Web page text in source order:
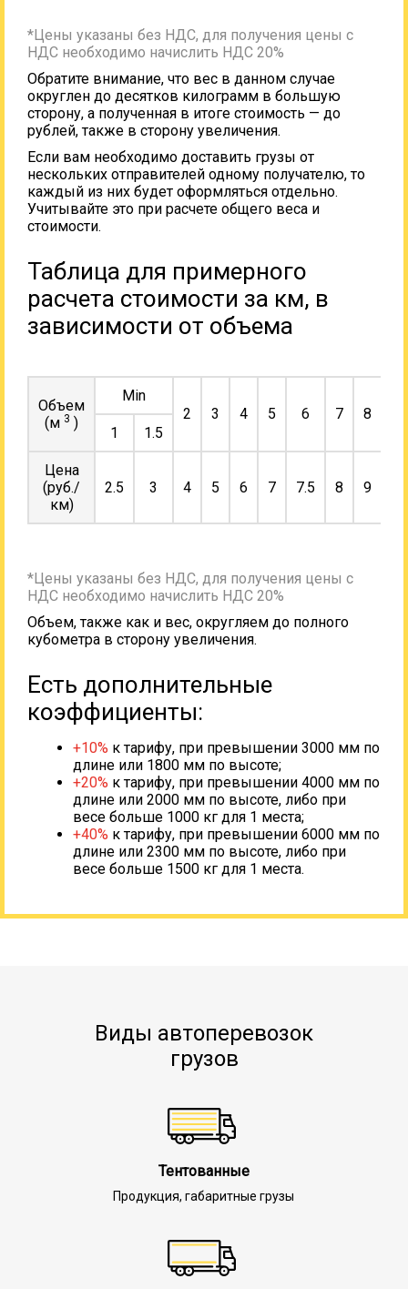
*Цены указаны без НДС, для получения цены с
НДС необходимо начислить НДС 20%
Обратите внимание, что вес в данном случае
округлен до десятков килограмм в большую
сторону, а полученная в итоге стоимость — до
рублей, также в сторону увеличения.
Если вам необходимо доставить грузы от
нескольких отправителей одному получателю, то
каждый из них будет оформляться отдельно.
Учитывайте это при расчете общего веса и
стоимости.
Таблица для примерного
расчета стоимости за км, в
зависимости от объема
Объем
(м 3 )
Min
2
3 4 5 6 7 8
1
1.5
Цена
(руб./
км)
2.5 3 4 5 6 7 7.5 8 9
*Цены указаны без НДС, для получения цены с
НДС необходимо начислить НДС 20%
Объем, также как и вес, округляем до полного
кубометра в сторону увеличения.
Есть дополнительные
коэффициенты:
+10% к тарифу, при превышении 3000 мм по
длине или 1800 мм по высоте;
+20% к тарифу, при превышении 4000 мм по
длине или 2000 мм по высоте, либо при
весе больше 1000 кг для 1 места;
+40% к тарифу, при превышении 6000 мм по
длине или 2300 мм по высоте, либо при
весе больше 1500 кг для 1 места.
Виды автоперевозок
грузов
Тентованные
Продукция, габаритные грузы